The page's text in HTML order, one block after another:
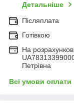
Детальніше
Післяплата
Готівкою
На
Петрівна
Всі умови оплати